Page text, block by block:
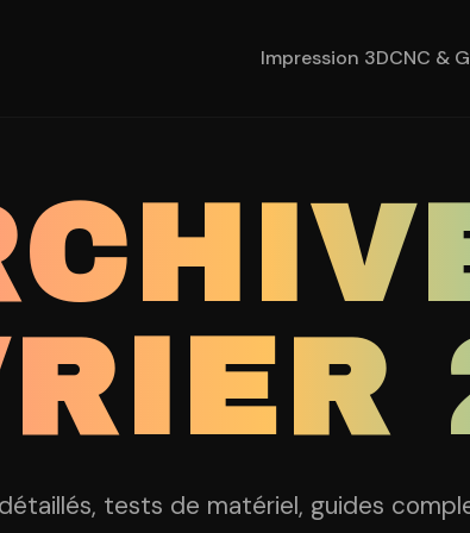
Impression 3DCNC &
tests de matériel, guides